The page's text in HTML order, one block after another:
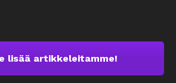
lisää artikkeleitamme!